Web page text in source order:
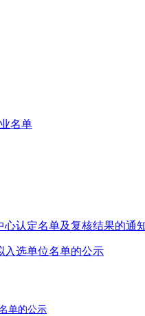
名单
心认定名单及复核结果的通
入选单位名单的公示
单的公示